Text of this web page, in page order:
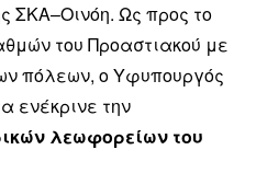
ΣΚΑ–Οινόη. Ως προς το
του Προαστιακού με
πόλεων, ο Υφυπουργός
ενέκρινε την
λεωφορείων του